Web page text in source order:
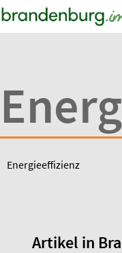
Energieeffizienz
Artikel in